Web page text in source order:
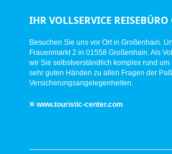
IHR VOLLSERVICE REISEBÜRO
Besuchen Sie uns vor Ort in Großenhain.
Frauenmarkt 2 in 01558 Großenhain. Als
wir Sie selbstverständlich komplex rund
sehr guten Händen zu allen Fragen der
Versicherungsangelegenheiten.
» www.touristic-center.com